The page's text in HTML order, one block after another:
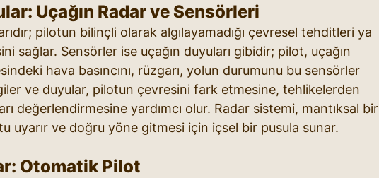
Uçağın Radar ve Sensörleri
pilotun bilinçli olarak algılayamadığı çevresel tehditleri ya
sağlar. Sensörler ise uçağın duyuları gibidir; pilot, uçağın
hava basıncını, rüzgarı, yolun durumunu bu sensörler
ve duyular, pilotun çevresini fark etmesine, tehlikelerden
değerlendirmesine yardımcı olur. Radar sistemi, mantıksal bir
uyarır ve doğru yöne gitmesi için içsel bir pusula sunar.
Otomatik Pilot